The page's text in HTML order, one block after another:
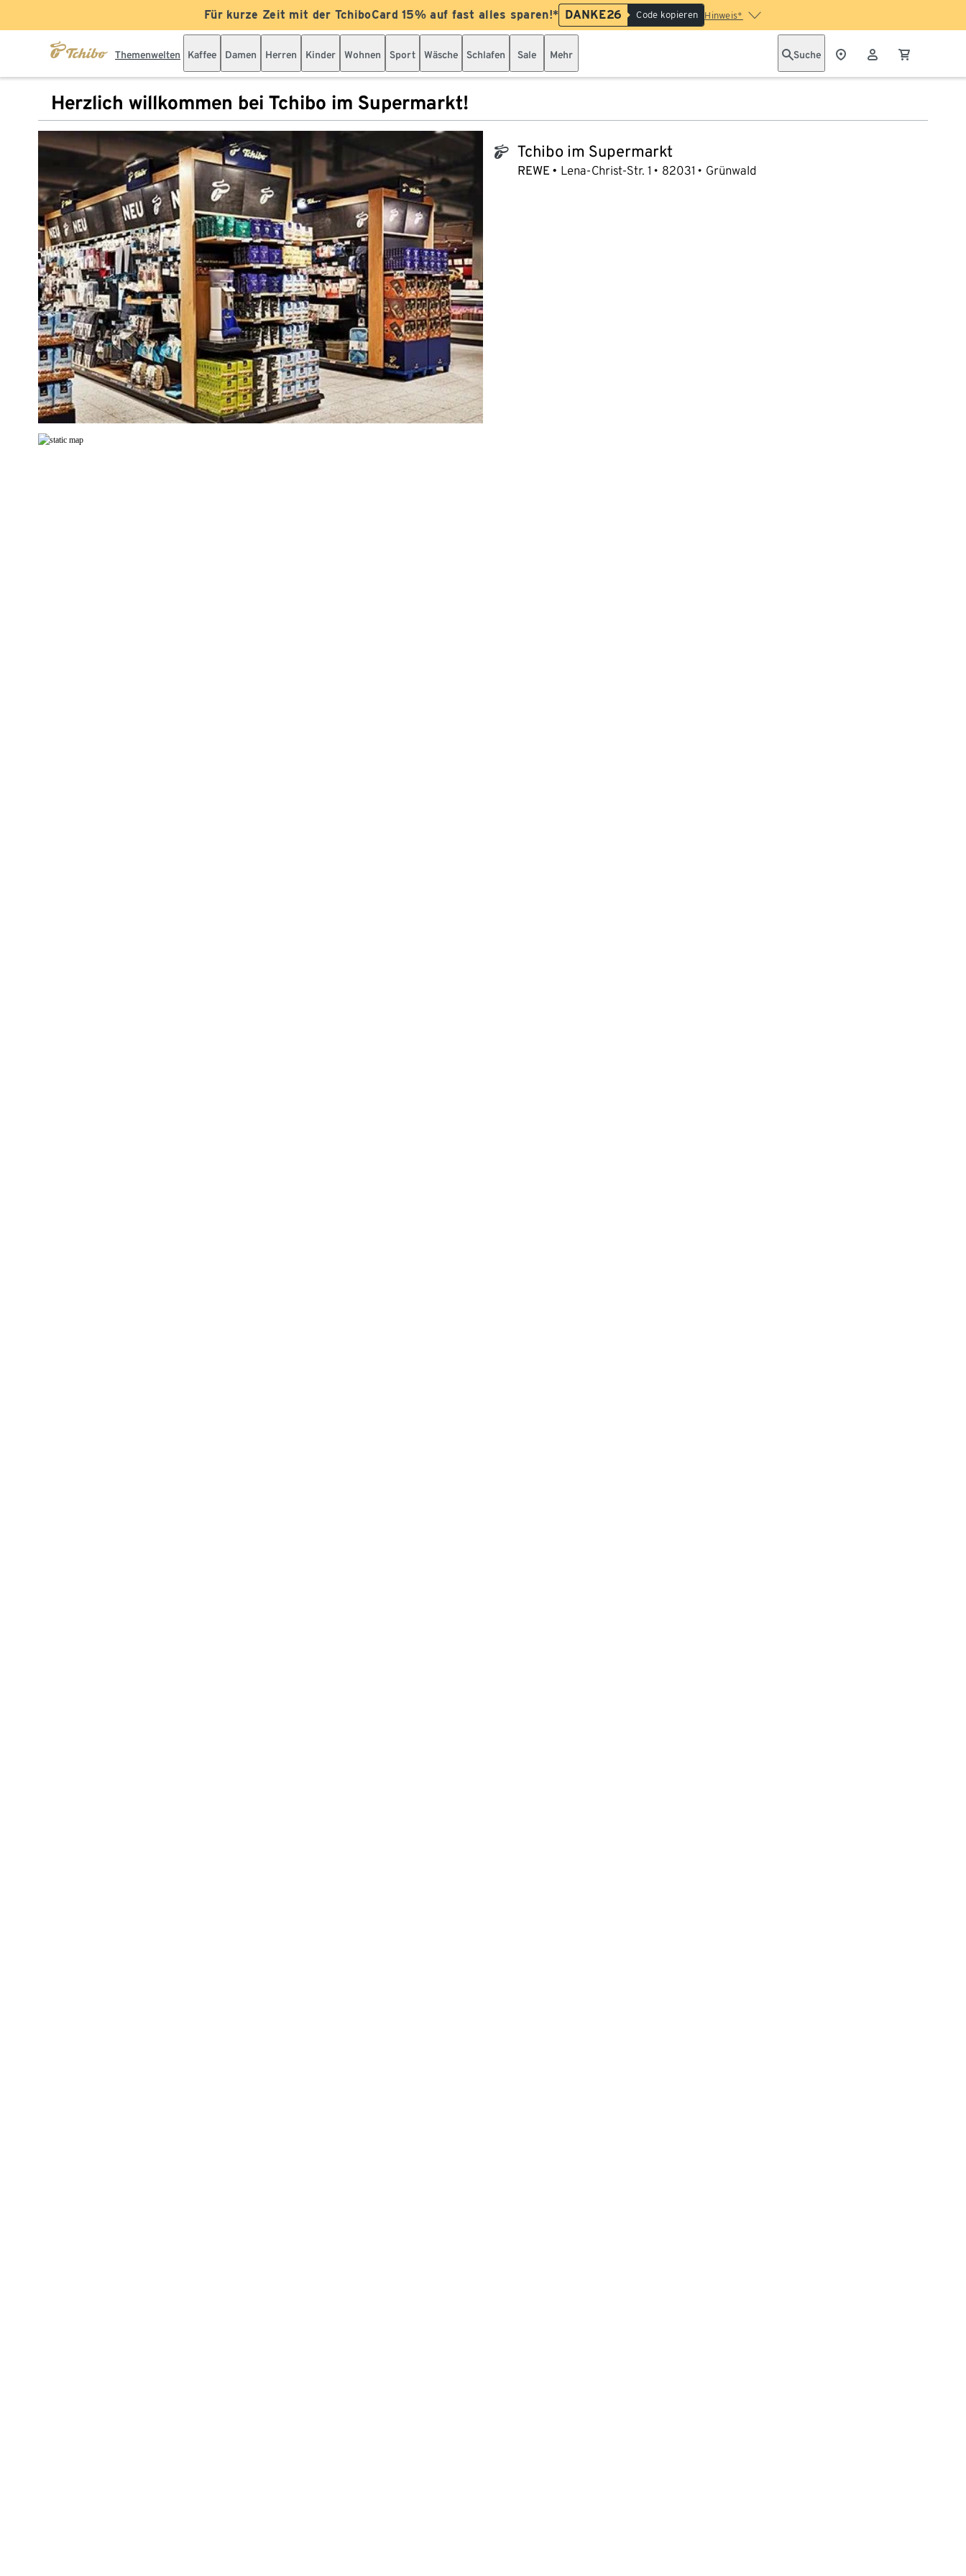
Für kurze Zeit mit der TchiboCard 15% auf fast alles sparen!* DANKE26 Code kopieren Hinweis*
Themenwelten Kaffee Damen Herren Kinder Wohnen Sport Wäsche Schlafen Sale Mehr Suche
Herzlich willkommen bei Tchibo im Supermarkt!
tchibo_logo Tchibo im Supermarkt
REWE Lena-Christ-Str. 1 82031 Grünwald